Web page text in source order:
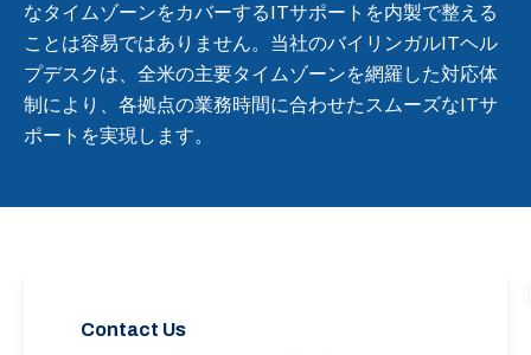
なタイムゾーンをカバーするITサポートを内製で整える
ことは容易ではありません。当社のバイリンガルITヘル
プデスクは、全米の主要タイムゾーンを網羅した対応体
制により、各拠点の業務時間に合わせたスムーズなITサ
ポートを実現します。
Contact Us